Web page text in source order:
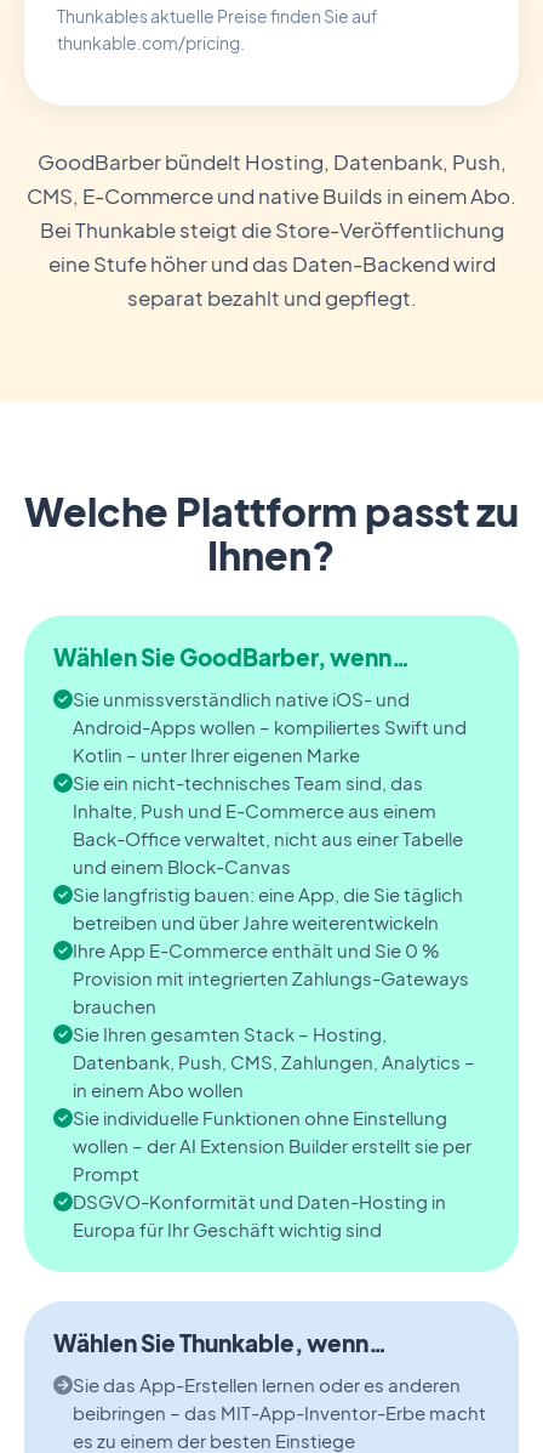
Thunkables aktuelle Preise finden Sie auf
thunkable.com/pricing.
GoodBarber bündelt Hosting, Datenbank, Push,
CMS, E-Commerce und native Builds in einem Abo.
Bei Thunkable steigt die Store-Veröffentlichung
eine Stufe höher und das Daten-Backend wird
separat bezahlt und gepflegt.
Welche Plattform passt zu
Ihnen?
Wählen Sie GoodBarber, wenn…
Sie unmissverständlich native iOS- und
Android-Apps wollen – kompiliertes Swift und
Kotlin – unter Ihrer eigenen Marke
Sie ein nicht-technisches Team sind, das
Inhalte, Push und E-Commerce aus einem
Back-Office verwaltet, nicht aus einer Tabelle
und einem Block-Canvas
Sie langfristig bauen: eine App, die Sie täglich
betreiben und über Jahre weiterentwickeln
Ihre App E-Commerce enthält und Sie 0 %
Provision mit integrierten Zahlungs-Gateways
brauchen
Sie Ihren gesamten Stack – Hosting,
Datenbank, Push, CMS, Zahlungen, Analytics –
in einem Abo wollen
Sie individuelle Funktionen ohne Einstellung
wollen – der AI Extension Builder erstellt sie per
Prompt
DSGVO-Konformität und Daten-Hosting in
Europa für Ihr Geschäft wichtig sind
Wählen Sie Thunkable, wenn…
Sie das App-Erstellen lernen oder es anderen
beibringen – das MIT-App-Inventor-Erbe macht
es zu einem der besten Einstiege